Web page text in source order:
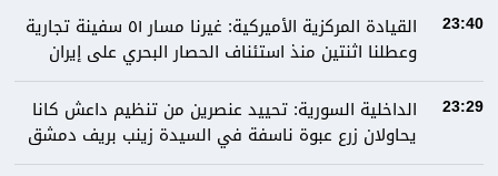
23:40
القيادة المركزية الأميركية: غيرنا مسار ٥١ سفينة تجارية
وعطلنا اثنتين منذ استئناف الحصار البحري على إيران
23:29
الداخلية السورية: تحييد عنصرين من تنظيم داعش كانا
يحاولان زرع عبوة ناسفة في السيدة زينب بريف دمشق